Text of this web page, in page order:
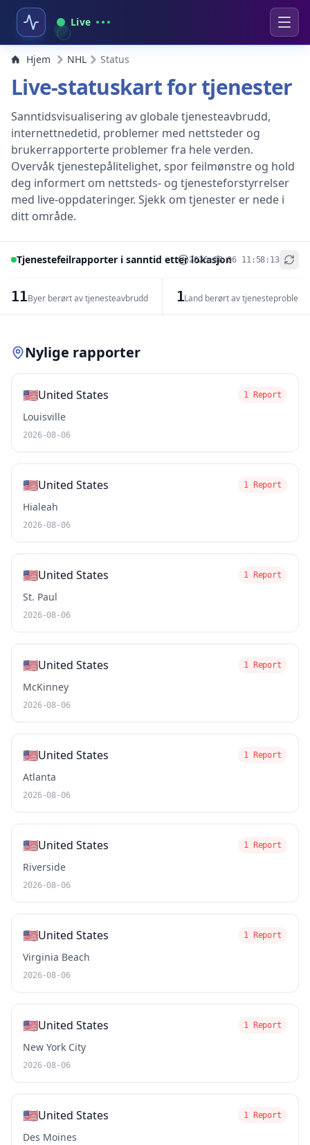
Live
Hjem NHL Status
Live-statuskart for tjenester
Sanntidsvisualisering av globale tjenesteavbrudd,
internettnedetid, problemer med nettsteder og
brukerrapporterte problemer fra hele verden.
Overvåk tjenestepålitelighet, spor feilmønstre og hold
deg informert om nettsteds- og tjenesteforstyrrelser
med live-oppdateringer. Sjekk om tjenester er nede i
ditt område.
Tjenestefeilrapporter i sanntid etter lokasjon2026-08-06 11:58:13
11Byer berørt av tjenesteavbrudd 1Land berørt av
+
Nylige rapporter
🇺🇸United States 1 Report
Louisville
2026-08-06
🇺🇸United States 1 Report
Hialeah
2026-08-06
🇺🇸United States 1 Report
St. Paul
2026-08-06
🇺🇸United States 1 Report
McKinney
2026-08-06
🇺🇸United States 1 Report
Atlanta
2026-08-06
🇺🇸United States 1 Report
Riverside
2026-08-06
🇺🇸United States 1 Report
Virginia Beach
2026-08-06
🇺🇸United States 1 Report
New York City
2026-08-06
🇺🇸United States 1 Report
Des Moines